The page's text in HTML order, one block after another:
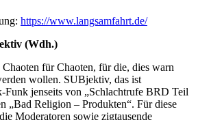
https://www.langsamfahrt.de/
(Wdh.)
für Chaoten, für die, dies warn
wollen. SUBjektiv, das ist
Funk jenseits von „Schlachtrufe BRD Teil
„Bad Religion – Produkten“. Für diese
Moderatoren sowie zigtausende